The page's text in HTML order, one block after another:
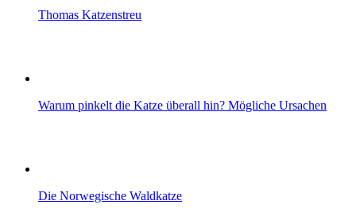
Thomas Katzenstreu
Warum pinkelt die Katze überall hin? Mögliche Ursachen
Die Norwegische Waldkatze